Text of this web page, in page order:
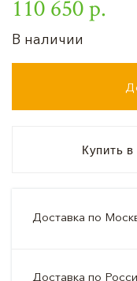
110 650 р.
В наличии
Купить в
Доставка по
Доставка по